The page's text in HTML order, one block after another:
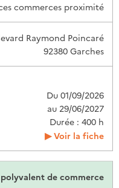
commerces proximité
Raymond Poincaré
92380 Garches
Du 01/09/2026
au 29/06/2027
Durée : 400 h
Voir la fiche
polyvalent de commerce